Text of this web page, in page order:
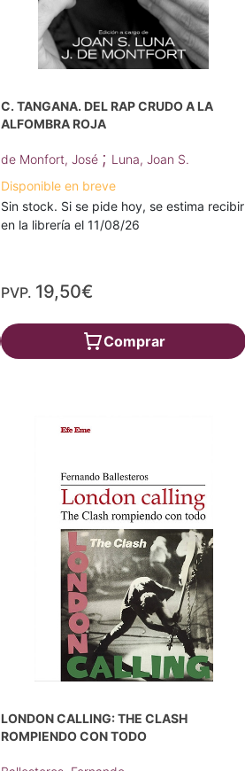
C. TANGANA. DEL RAP CRUDO A LA
ALFOMBRA ROJA
de Monfort, José ; Luna, Joan S.
Disponible en breve
Sin stock. Si se pide hoy, se estima recibir
en la librería el 11/08/26
PVP. 19,50€
Comprar
LONDON CALLING: THE CLASH
ROMPIENDO CON TODO